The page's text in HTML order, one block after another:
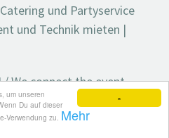
×
um unseren
Du auf dieser
Verwendung zu. Mehr
Catering und Partyservice
und Technik mieten |
We connect the event
die Eventplanung /
Magazin und mehr